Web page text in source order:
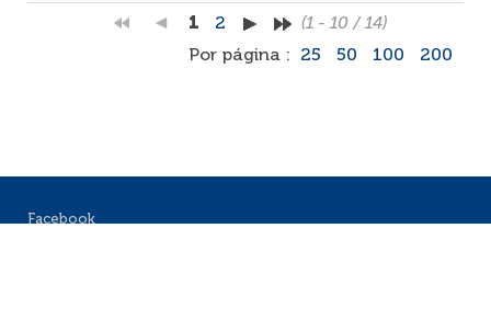
1 2
(1 - 10 / 14)
Por página :
25 50 100 200
Facebook